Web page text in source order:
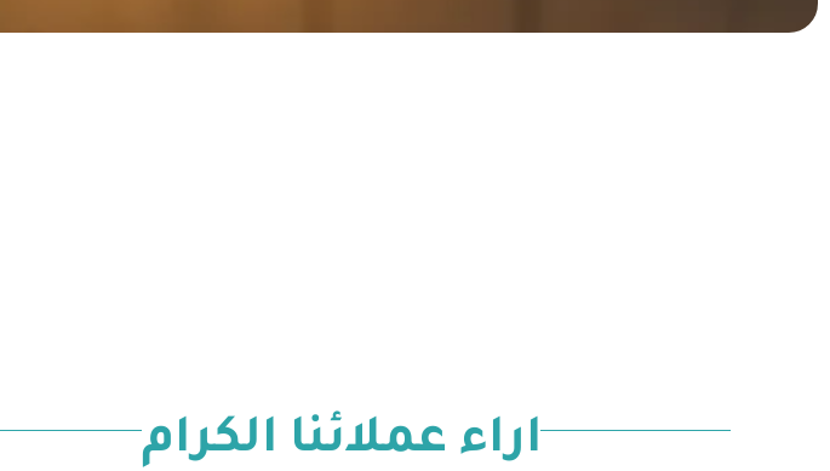
اراء عملائنا الكرام